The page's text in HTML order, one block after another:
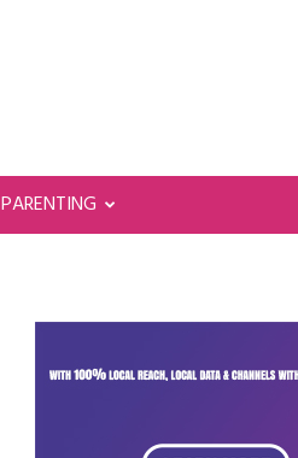
PARENTING